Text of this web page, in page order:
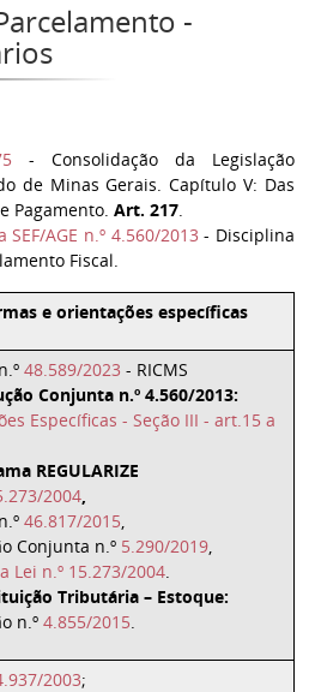
-
- Consolidação da Legislação
de Minas Gerais. Capítulo V: Das
Pagamento. Art. 217.
AGE n.º 4.560/2013 - Disciplina
Fiscal.
e orientações específicas
48.589/2023 - RICMS
Conjunta n.º 4.560/2013:
Específicas - Seção III - art.15 a
REGULARIZE
2004,
46.817/2015,
Conjunta n.º 5.290/2019,
Lei n.º 15.273/2004.
Tributária – Estoque:
n.º 4.855/2015.
2003;